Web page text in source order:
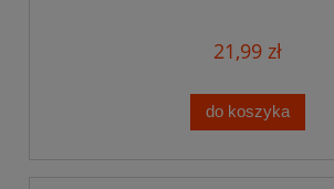
21,99 zł
do koszyka